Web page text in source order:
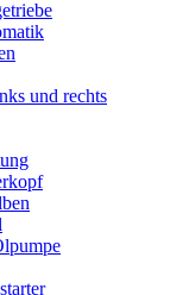
und rechts